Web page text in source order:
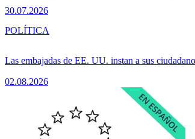
30.07.2026
Las embajadas de EE. UU. instan a sus
02.08.2026
POLÍTICA